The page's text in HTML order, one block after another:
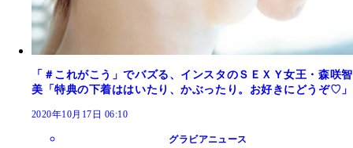
「＃これがこう」でバズる、インスタのＳＥＸＹ女王・森咲智
美「特典の下着ははいたり、かぶったり。お好きにどうぞ♡」
2020年10月17日 06:10
グラビアニュース